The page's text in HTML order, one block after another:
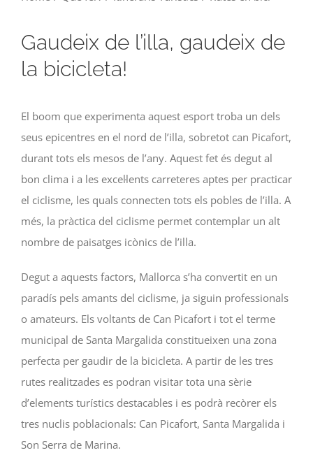
Gaudeix de l’illa, gaudeix de
la bicicleta!
El boom que experimenta aquest esport troba un dels
seus epicentres en el nord de l’illa, sobretot can Picafort,
durant tots els mesos de l’any. Aquest fet és degut al
bon clima i a les excel·lents carreteres aptes per practicar
el ciclisme, les quals connecten tots els pobles de l’illa. A
més, la pràctica del ciclisme permet contemplar un alt
nombre de paisatges icònics de l’illa.
Degut a aquests factors, Mallorca s’ha convertit en un
paradís pels amants del ciclisme, ja siguin professionals
o amateurs. Els voltants de Can Picafort i tot el terme
municipal de Santa Margalida constitueixen una zona
perfecta per gaudir de la bicicleta. A partir de les tres
rutes realitzades es podran visitar tota una sèrie
d’elements turístics destacables i es podrà recòrer els
tres nuclis poblacionals: Can Picafort, Santa Margalida i
Son Serra de Marina.